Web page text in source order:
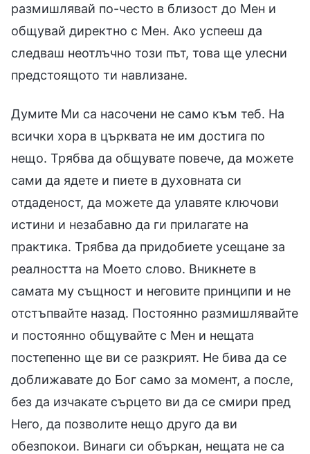
размишлявай по-често в близост до Мен и
общувай директно с Мен. Ако успееш да
следваш неотлъчно този път, това ще улесни
предстоящото ти навлизане.
Думите Ми са насочени не само към теб. На
всички хора в църквата не им достига по
нещо. Трябва да общувате повече, да можете
сами да ядете и пиете в духовната си
отдаденост, да можете да улавяте ключови
истини и незабавно да ги прилагате на
практика. Трябва да придобиете усещане за
реалността на Моето слово. Вникнете в
самата му същност и неговите принципи и не
отстъпвайте назад. Постоянно размишлявайте
и постоянно общувайте с Мен и нещата
постепенно ще ви се разкрият. Не бива да се
доближавате до Бог само за момент, а после,
без да изчакате сърцето ви да се смири пред
Него, да позволите нещо друго да ви
обезпокои. Винаги си объркан, нещата не са